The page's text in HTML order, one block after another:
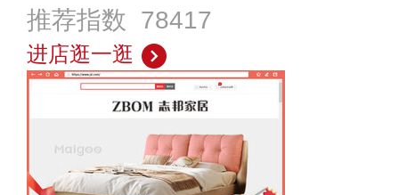
推荐指数 78417
进店逛一逛